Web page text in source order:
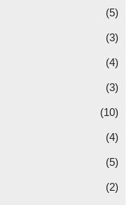
(5)
(3)
(4)
(3)
(10)
(4)
(5)
(2)